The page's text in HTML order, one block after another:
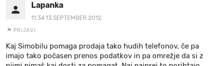
Lapanka
11:34 13.SEPTEMBER 2012.
PRIJAVI
Kaj Simobilu pomaga prodaja tako hudih telefonov, če pa
imajo tako počasen prenos podatkov in pa omrežje da si z